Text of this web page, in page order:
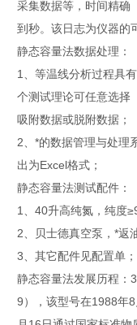
采集数据等，时间精确
到秒。该日志为仪器的
静态容量法数据处理：
1、等温线分析过程具
个测试理论可任意选择
吸附数据或脱附数据；
2、*的数据管理与处理
出为Excel格式；
静态容量法测试配件：
1、40升高纯氮，纯度
2、贝士德真空泵，*返
3、其它配件见配置单；
静态容量法发展历程：
9），该型号在1988年